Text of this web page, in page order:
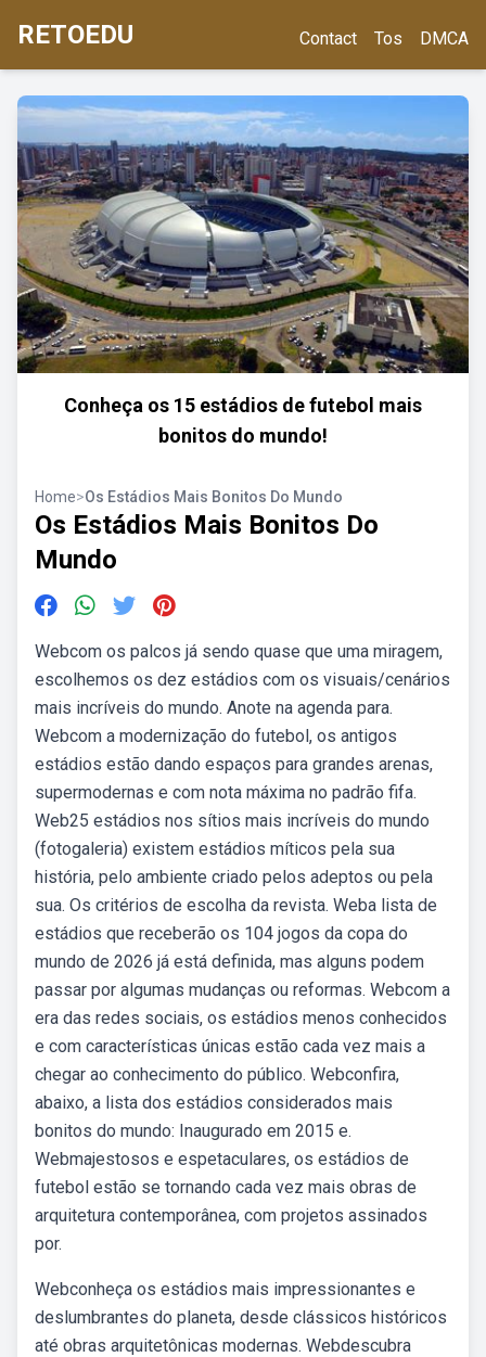
RETOEDU Contact Tos DMCA
Conheça os 15 estádios de futebol mais
bonitos do mundo!
Home>Os Estádios Mais Bonitos Do Mundo
Os Estádios Mais Bonitos Do
Mundo
Webcom os palcos já sendo quase que uma miragem,
escolhemos os dez estádios com os visuais/cenários
mais incríveis do mundo. Anote na agenda para.
Webcom a modernização do futebol, os antigos
estádios estão dando espaços para grandes arenas,
supermodernas e com nota máxima no padrão fifa.
Web25 estádios nos sítios mais incríveis do mundo
(fotogaleria) existem estádios míticos pela sua
história, pelo ambiente criado pelos adeptos ou pela
sua. Os critérios de escolha da revista. Weba lista de
estádios que receberão os 104 jogos da copa do
mundo de 2026 já está definida, mas alguns podem
passar por algumas mudanças ou reformas. Webcom a
era das redes sociais, os estádios menos conhecidos
e com características únicas estão cada vez mais a
chegar ao conhecimento do público. Webconfira,
abaixo, a lista dos estádios considerados mais
bonitos do mundo: Inaugurado em 2015 e.
Webmajestosos e espetaculares, os estádios de
futebol estão se tornando cada vez mais obras de
arquitetura contemporânea, com projetos assinados
por.
Webconheça os estádios mais impressionantes e
deslumbrantes do planeta, desde clássicos históricos
até obras arquitetônicas modernas. Webdescubra